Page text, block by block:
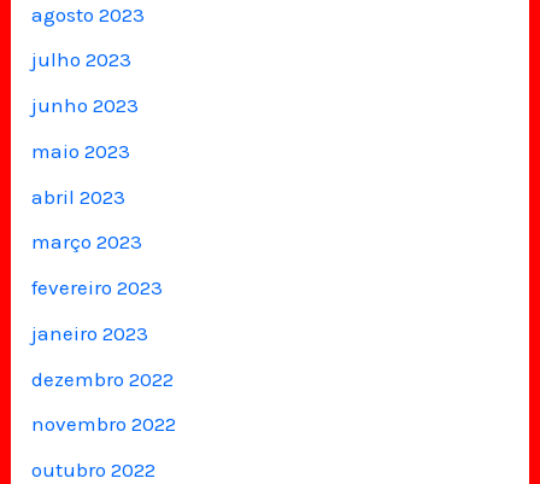
agosto 2023
julho 2023
junho 2023
maio 2023
abril 2023
março 2023
fevereiro 2023
janeiro 2023
dezembro 2022
novembro 2022
outubro 2022